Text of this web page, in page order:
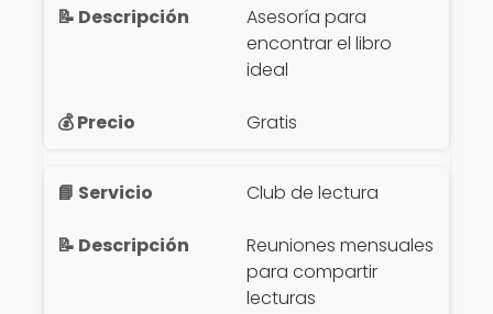
Asesoría para
encontrar el libro
ideal
Gratis
Club de lectura
Reuniones mensuales
para compartir
lecturas